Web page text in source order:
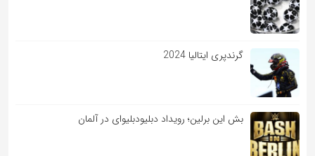
گرندپری ایتالیا 2024
بش این برلین؛ رویداد دبلیودبلیوای در آلمان